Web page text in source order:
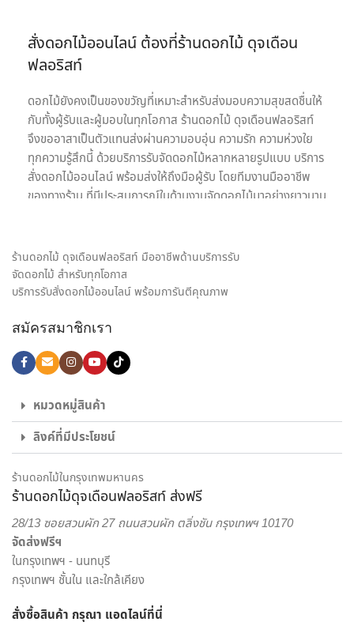
สั่งดอกไม้ออนไลน์ ต้องที่ร้านดอกไม้ ดุจเดือน
ฟลอริสท์
ดอกไม้ยังคงเป็นของขวัญที่เหมาะสำหรับส่งมอบความสุขสดชื่นให้
กับทั้งผู้รับและผู้มอบในทุกโอกาส ร้านดอกไม้ ดุจเดือนฟลอริสท์
จึงขออาสาเป็นตัวแทนส่งผ่านความอบอุ่น ความรัก ความห่วงใย
ทุกความรู้สึกนี้ ด้วยบริการรับจัดดอกไม้หลากหลายรูปแบบ บริการ
สั่งดอกไม้ออนไลน์ พร้อมส่งให้ถึงมือผู้รับ โดยทีมงานมืออาชีพ
ของทางร้าน ที่มีประสบการณ์ในด้านงานจัดดอกไม้มาอย่างยาวนาน
เรา คือ การเป็นสื่อกลางของทุกความรู้สึก พร้อมสร้างความประทับ
ใจให้กับทั้งผู้รับและผู้มอบดอกไม้ เราจึงมุ่งมั่นใส่ใจทุกรายละเอียด
ในงานจัดดอกไม้ ให้ได้ผลงานออกมาตรงตามความต้องการของ
ช่อดอกไม้รับปริญญา ช่อดอกไม้อวยพรวันเกิด, กระเช้าดอกไม้
แสดงความยินดี และดอกไม้ของขวัญอีกหลายรูปแบบ ก็มั่นใจ
เลือก สั่งดอกไม้ออนไลน์ กับ ร้านดอกไม้ ของเราได้เลย
ไม่ใช่แค่เพียงความความพิถีพิถันในงานรับจัดดอกไม้ เพื่อให้ทุกผล
งานออกมาสวยงามเท่านั้น แต่เรายังใส่ใจในด้านบริการส่งดอกไม้
และส่งของขวัญอีกด้วย พนักงานส่งสินค้าของจากร้านของเรา
เป็นผู้ที่มีความเชี่ยวชาญด้านดอกไม้เป็นพิเศษ สามารถดูแลรักษา
สินค้าให้ถึงมือผู้รับได้อย่างสมบูรณ์ที่สุด เพราะเรา คือ ร้านดอกไม้
ออนไลน์ ที่เน้นให้บริการเพื่อตอบโจทย์ไลฟ์สไตล์ของคนยุคใหม่
สะดวกสบาย ครบครัน ครอบคลุมในแห่งเดียว
เราพร้อมรังสรรค์สินค้าตามความต้องการของคุณ โดยลูกค้า
สามารถเลือกสั่งดอกไม้และรูปแบบการจัดดอกไม้ได้อย่างเต็มที่
ทีมงานจาก ร้านดอกไม้ออนไลน์ ดุจเดือน ฟลอริสท์ ยินดีให้คำ
ปรึกษาแนะนำเรื่องการส่งของขวัญ ประเภทดอกไม้ เพื่อสร้างความ
ประทับใจให้กับผู้รับมากที่สุด ไม่ว่าจะเป็นโอกาสพิเศษ งานเทศกาล
ร้านดอกไม้ ดุจเดือนฟลอริสท์ มืออาชีพด้านบริการรับ
จัดดอกไม้ สำหรับทุกโอกาส
บริการรับสั่งดอกไม้ออนไลน์ พร้อมการันตีคุณภาพ
สมัครสมาชิกเรา
หมวดหมู่สินค้า
ลิงค์ที่มีประโยชน์
ร้านดอกไม้ในกรุงเทพมหานคร
ร้านดอกไม้ดุจเดือนฟลอริสท์ ส่งฟรี
28/13 ซอยสวนผัก 27 ถนนสวนผัก ตลิ่งชัน กรุงเทพฯ 10170
จัดส่งฟรีฯ
ในกรุงเทพฯ - นนทบุรี
กรุงเทพฯ ชั้นใน และใกล้เคียง
สั่งซื้อสินค้า กรุณา แอดไลน์ที่นี่